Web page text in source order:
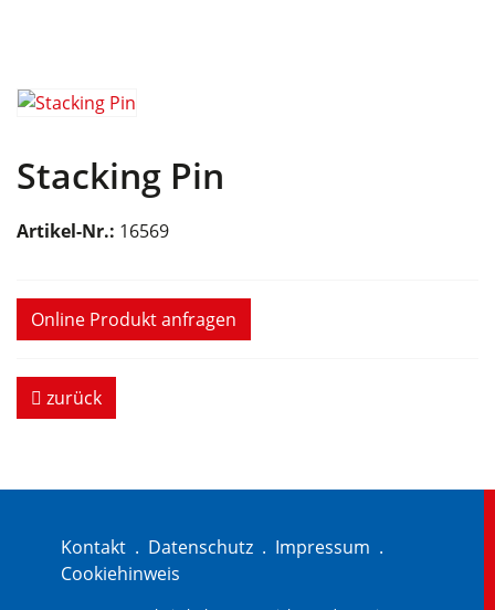
Stacking Pin
Artikel-Nr.: 16569
Online Produkt anfragen
zurück
Kontakt . Datenschutz . Impressum .
Cookiehinweis